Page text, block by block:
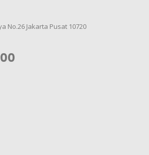
No.26 Jakarta Pusat 10720